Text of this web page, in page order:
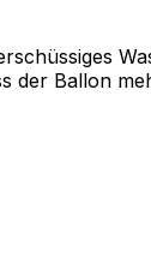
der Ballon